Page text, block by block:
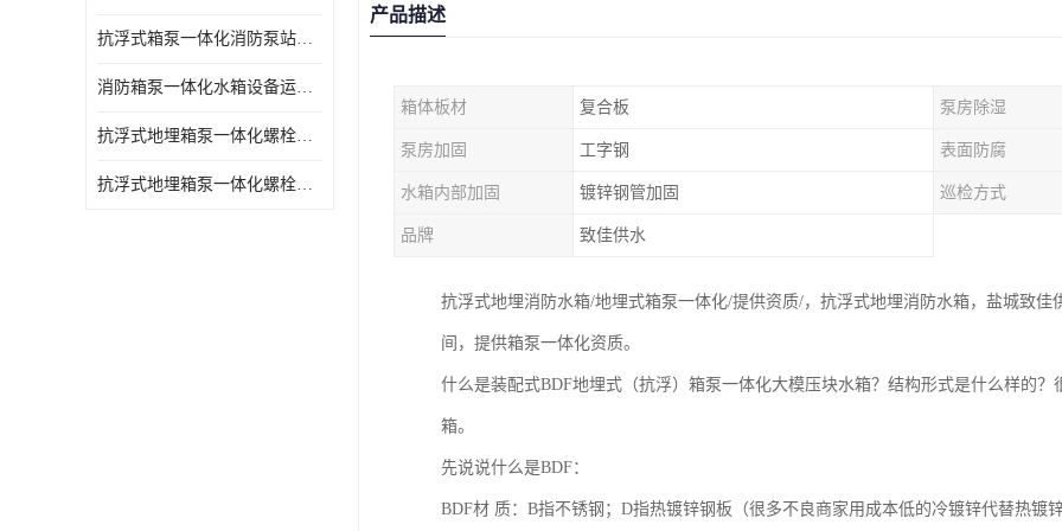
抗浮式箱泵一体化消防泵站的数据采集过程
消防箱泵一体化水箱设备运行过程中如护
抗浮式地埋箱泵一体化螺栓连接部分如何防止漏水、漏气呢
抗浮式地埋箱泵一体化螺栓连接部分
产品描述
箱体板材 复合板 泵房除湿
泵房加固 工字钢 表面防腐
水箱内部加固 镀锌钢管加固 巡检方式
品牌 致佳供水
抗浮式地埋消防水箱/地埋式箱泵一体化/提供资质/，抗浮式地埋消防水箱，盐城致
间，提供箱泵一体化资质。
什么是装配式BDF地埋式（抗浮）箱泵一体化大模压块水箱？结构形式是什么样的
箱。
先说说什么是BDF：
BDF材 质：B指不锈钢；D指热镀锌钢板（很多不良商家用成本低的冷镀锌代替热镀